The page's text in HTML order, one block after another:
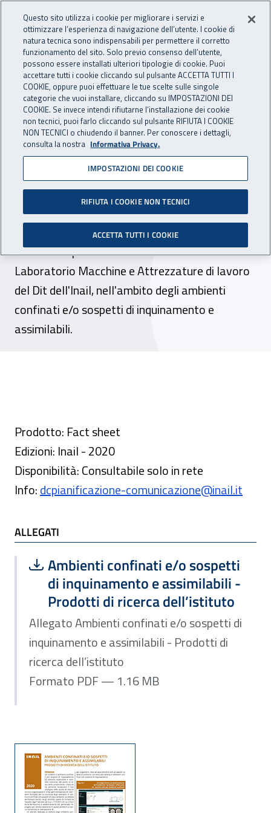
INAIL - Istituto Nazionale
Apri cerca
Navigazione principale
Navigazione - Ti trovi in:
Home Inail comunica Pubblicazioni Catalogo generale
Ambienti confinati e/o
sospetti di inquinamento e
assimilabili - Prodotti di
ricerca dell’istituto
La scheda informativa presenta le principali
attività di sperimentazione e ricerca svolte dal
Laboratorio Macchine e Attrezzature di lavoro
del Dit dell'Inail, nell'ambito degli ambienti
confinati e/o sospetti di inquinamento e
assimilabili.
Prodotto: Fact sheet
Edizioni: Inail - 2020
Disponibilità: Consultabile solo in rete
Info:dcpianificazione-comunicazione@inail.it
ALLEGATI
Scarica file:
Ambienti confinati e/o sospetti
di inquinamento e assimilabili -
Prodotti di ricerca dell’istituto
Formato PDF — Dimensione 1.16 MB
Allegato Ambienti confinati e/o sospetti di
inquinamento e assimilabili - Prodotti di
ricerca dell’istituto
Formato PDF — 1.16 MB
Questo sito utilizza i cookie per migliorare i servizi e
ottimizzare l’esperienza di navigazione dell’utente. I cookie di
natura tecnica sono indispensabili per permettere il corretto
funzionamento del sito. Solo previo consenso dell’utente,
possono essere installati ulteriori tipologie di cookie. Puoi
accettare tutti i cookie cliccando sul pulsante ACCETTA TUTTI I
COOKIE, oppure puoi effettuare le tue scelte sulle singole
categorie che vuoi installare, cliccando su IMPOSTAZIONI DEI
COOKIE. Se invece intendi rifiutarne l’installazione dei cookie
non tecnici, puoi farlo cliccando sul pulsante RIFIUTA I COOKIE
NON TECNICI o chiudendo il banner. Per conoscere i dettagli,
consulta la nostra Informativa Privacy.
IMPOSTAZIONI DEI COOKIE
RIFIUTA I COOKIE NON TECNICI
ACCETTA TUTTI I COOKIE